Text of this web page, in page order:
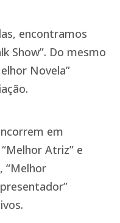
encontramos
Show”. Do mesmo
Novela”
em
Atriz” e
“Melhor